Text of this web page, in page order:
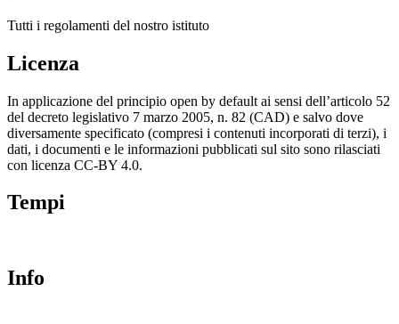
Tutti i regolamenti del nostro istituto
Licenza
In applicazione del principio open by default ai sensi dell’articolo 52
del decreto legislativo 7 marzo 2005, n. 82 (CAD) e salvo dove
diversamente specificato (compresi i contenuti incorporati di terzi), i
dati, i documenti e le informazioni pubblicati sul sito sono rilasciati
con licenza CC-BY 4.0.
Tempi
Info